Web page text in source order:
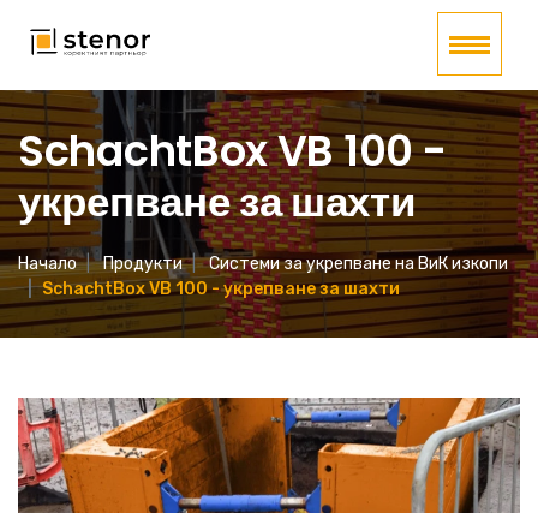
SchachtBox VB 100 -
укрепване за шахти
Начало Продукти
Системи за укрепване на ВиК изкопи
SchachtBox VB 100 - укрепване за шахти